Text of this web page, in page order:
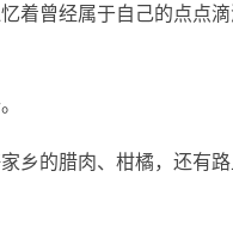
着曾经属于自己的点点
乡的腊肉、柑橘，还有